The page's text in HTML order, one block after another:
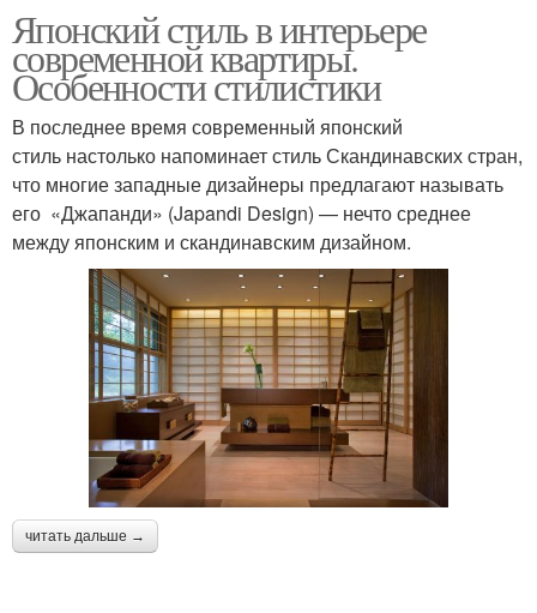
Японский стиль в интерьере
современной квартиры.
Особенности стилистики
В последнее время современный японский
стиль настолько напоминает стиль Скандинавских стран,
что многие западные дизайнеры предлагают называть
его «Джапанди» (Japandi Design) — нечто среднее
между японским и скандинавским дизайном.
читать дальше →